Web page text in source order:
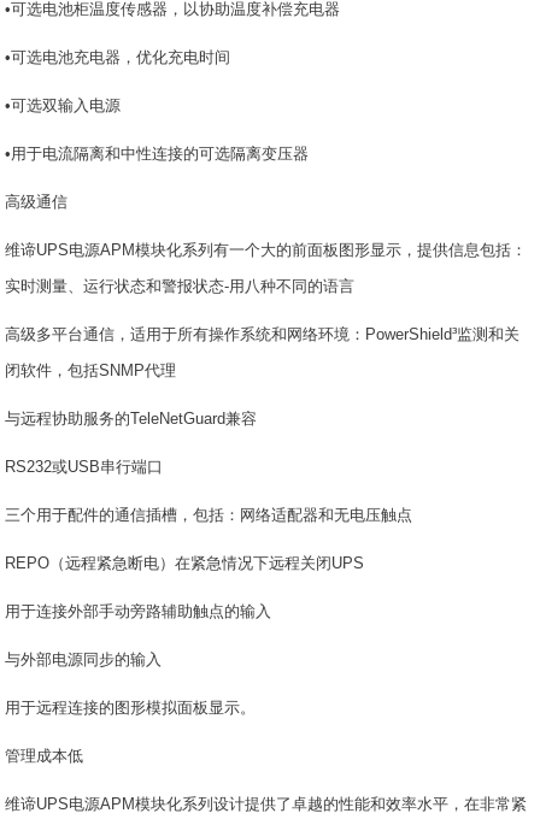
•可选电池柜温度传感器，以协助温度补偿充电器
•可选电池充电器，优化充电时间
•可选双输入电源
•用于电流隔离和中性连接的可选隔离变压器
高级通信
维谛UPS电源APM模块化系列有一个大的前面板图形显示，提供信息包括：
实时测量、运行状态和警报状态-用八种不同的语言
高级多平台通信，适用于所有操作系统和网络环境：PowerShield³监测和关
闭软件，包括SNMP代理
与远程协助服务的TeleNetGuard兼容
RS232或USB串行端口
三个用于配件的通信插槽，包括：网络适配器和无电压触点
REPO（远程紧急断电）在紧急情况下远程关闭UPS
用于连接外部手动旁路辅助触点的输入
与外部电源同步的输入
用于远程连接的图形模拟面板显示。
管理成本低
维谛UPS电源APM模块化系列设计提供了卓越的性能和效率水平，在非常紧